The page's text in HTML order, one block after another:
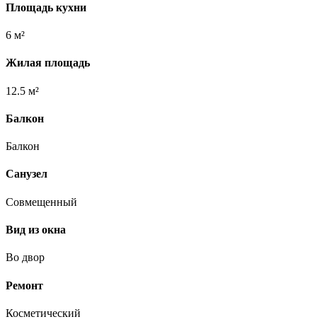
Площадь кухни
6 м²
Жилая площадь
12.5 м²
Балкон
Балкон
Санузел
Совмещенный
Вид из окна
Во двор
Ремонт
Косметический